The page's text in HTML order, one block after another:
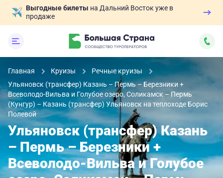
Выгодные билеты на Дальний Восток уже в
продаже
Главная Круизы
Речные круизы
Ульяновск (трансфер) Казань – Пермь – Березники +
Всеволодо-Вильва и Голубое озеро, Соликамск – Пермь
(Кунгур) – Казань (трансфер) Ульяновск на теплоходе Борис
Полевой
Ульяновск (трансфер) Казань
– Пермь – Березники +
Всеволодо-Вильва и Голубое